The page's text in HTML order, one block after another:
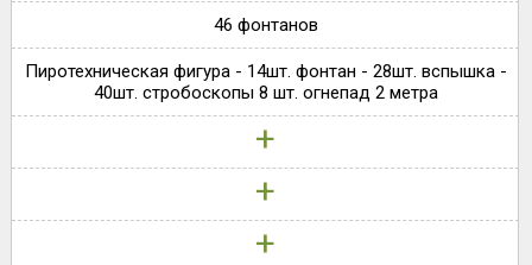
46 фонтанов
Пиротехническая фигура - 14шт. фонтан - 28шт. вспышка -
40шт. стробоскопы 8 шт. огнепад 2 метра
+
+
+